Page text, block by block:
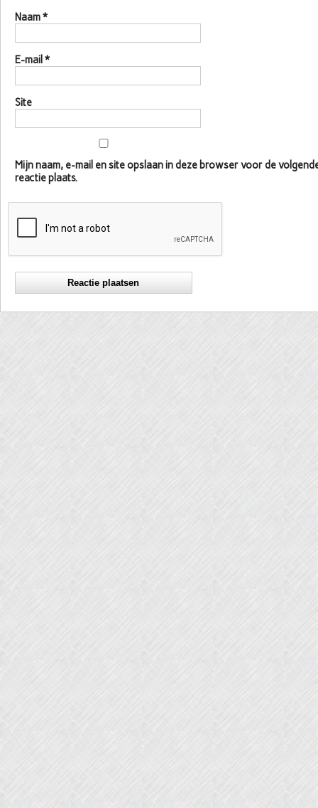
Naam*
E-mail *
Site
Mijn naam, e-mail en site opslaan in deze browser voor de
reactie plaats.